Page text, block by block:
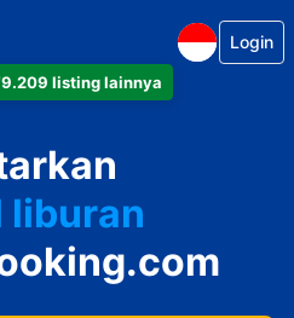
listing lainnya
Login
liburan
house